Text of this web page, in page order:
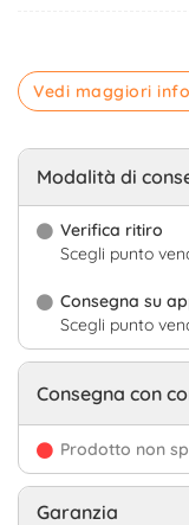
Vedi maggiori
Modalità di
Verifica ritiro
Scegli punto
Consegna su
Scegli punto
Consegna con
Prodotto non
Garanzia